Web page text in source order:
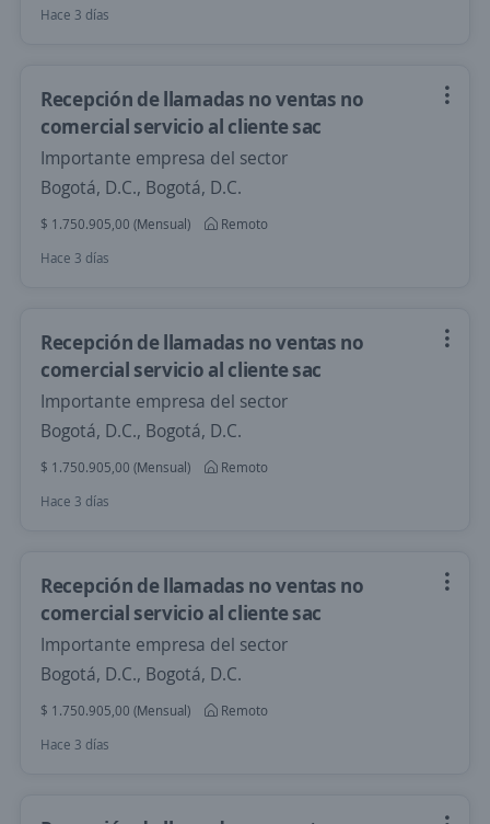
Hace 3 días
Recepción de llamadas no ventas no
comercial servicio al cliente sac
Importante empresa del sector
Bogotá, D.C., Bogotá, D.C.
$ 1.750.905,00 (Mensual)
Remoto
Hace 3 días
Recepción de llamadas no ventas no
comercial servicio al cliente sac
Importante empresa del sector
Bogotá, D.C., Bogotá, D.C.
$ 1.750.905,00 (Mensual)
Remoto
Hace 3 días
Recepción de llamadas no ventas no
comercial servicio al cliente sac
Importante empresa del sector
Bogotá, D.C., Bogotá, D.C.
$ 1.750.905,00 (Mensual)
Remoto
Hace 3 días